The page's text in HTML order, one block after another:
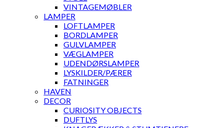
VINTAGEMØBLER
LAMPER
LOFTLAMPER
BORDLAMPER
GULVLAMPER
VÆGLAMPER
UDENDØRSLAMPER
LYSKILDER/PÆRER
FATNINGER
HAVEN
DECOR
CURIOSITY OBJECTS
DUFTLYS